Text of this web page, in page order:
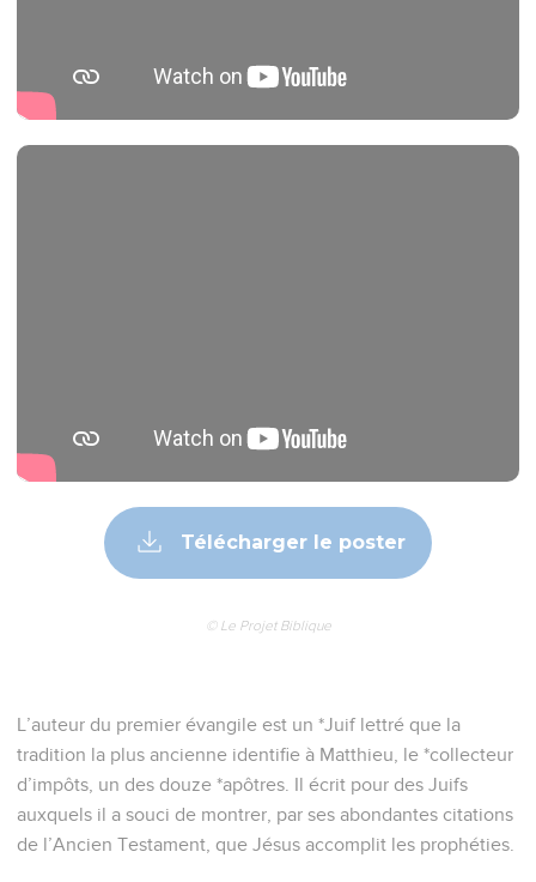
Télécharger le poster
© Le Projet Biblique
L’auteur du premier évangile est un *Juif lettré que la
tradition la plus ancienne identifie à Matthieu, le *collecteur
d’impôts, un des douze *apôtres. Il écrit pour des Juifs
auxquels il a souci de montrer, par ses abondantes citations
de l’Ancien Testament, que Jésus accomplit les prophéties.